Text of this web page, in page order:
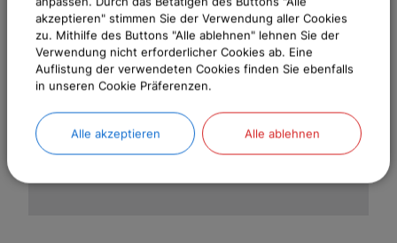
OpenStreetMap wird
derzeit nicht angezeigt
Bitte aktivieren Sie "OpenStreetMap" in
Ihren Cookie Einstellungen.
Cookies Anpassen
akzeptieren" stimmen Sie der Verwendung aller Cookies
zu. Mithilfe des Buttons "Alle ablehnen" lehnen Sie der
Verwendung nicht erforderlicher Cookies ab. Eine
Auflistung der verwendeten Cookies finden Sie ebenfalls
in unseren Cookie Präferenzen.
Alle akzeptieren Alle ablehnen